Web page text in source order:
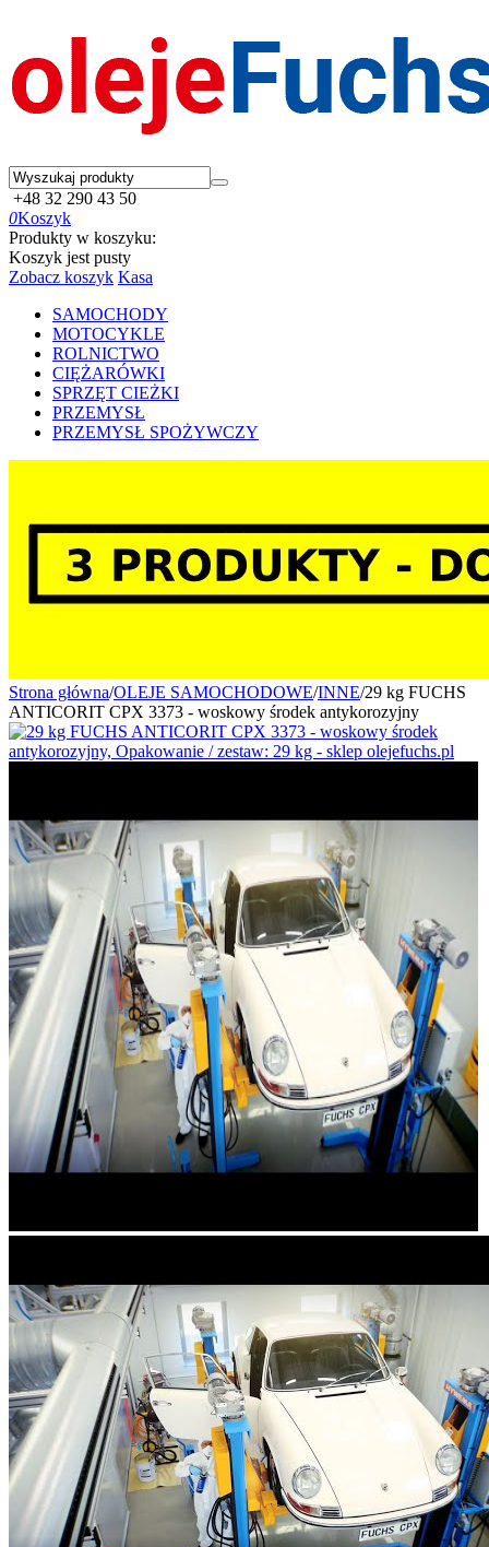
+48 32 290 43 50
0Koszyk
Produkty w koszyku:
Koszyk jest pusty
Zobacz koszyk Kasa
SAMOCHODY
MOTOCYKLE
ROLNICTWO
CIĘŻARÓWKI
SPRZĘT CIEŻKI
PRZEMYSŁ
PRZEMYSŁ SPOŻYWCZY
Strona główna/OLEJE SAMOCHODOWE/INNE/29 kg FUCHS
ANTICORIT CPX 3373 - woskowy środek antykorozyjny